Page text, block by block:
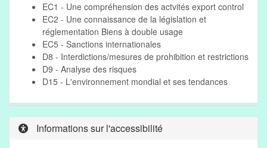
EC1 - Une compréhension des actvités export control
EC2 - Une connaissance de la législation et
réglementation Biens à double usage
EC5 - Sanctions internationales
D8 - Interdictions/mesures de prohibition et restrictions
D9 - Analyse des risques
D15 - L'environnement mondial et ses tendances
Informations sur l'accessibilité